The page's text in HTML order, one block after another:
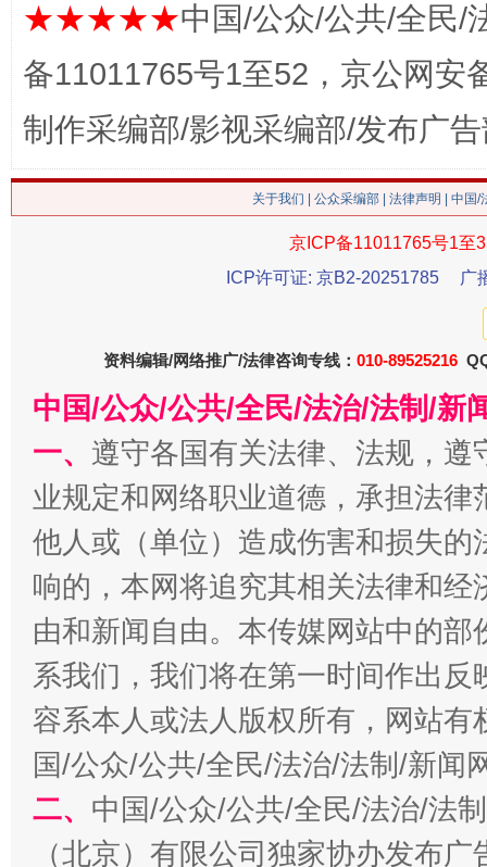
今
魏明亮
生
★★★★★中国/公众/公共/全民/
备11011765号1至52，京公网安
制作采编部/影视采编部/发布广
关于我们 公众采编部 法律声明 | 中国
京ICP备11011765号1至
ICP许可证: 京B2-20251785
广
资料编辑/网络推广/法律咨询专线： 010-89525216
中国/公众/公共/全民/法治/法制/新
一、 遵守各国有关法律、法规，
业规定和网络职业道德，承担法
他人或（单位）造成伤害和损失
响的，本网将追究其相关法律和
由和新闻自由。本传媒网站中的
系我们，我们将在第一时间作出
容系本人或法人版权所有，网站
国/公众/公共/全民/法治/法制/新闻
二、 中国/公众/公共/全民/法治/法
（北京）有限公司独家协办发布